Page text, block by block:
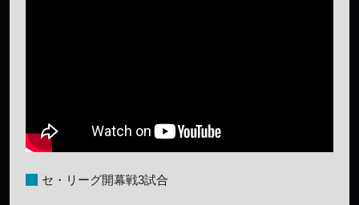
セ・リーグ開幕戦3試合